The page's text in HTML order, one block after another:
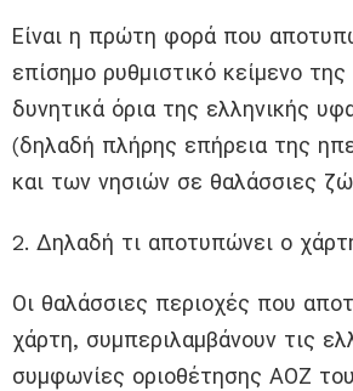
Είναι η πρώτη φορά που
επίσημο ρυθμιστικό κείμενο
δυνητικά όρια της ελληνικής
(δηλαδή πλήρης επήρεια της
και των νησιών σε θαλάσσιες
2. Δηλαδή τι αποτυπώνει ο
Οι θαλάσσιες περιοχές που
χάρτη, συμπεριλαμβάνουν τις
συμφωνίες οριοθέτησης ΑΟΖ